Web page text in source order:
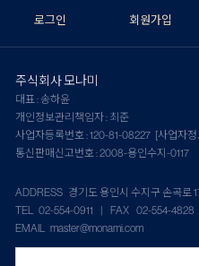
로그인 회원가입
주식회사 모나미
대표 : 송하윤
개인정보관리책임자 : 최준
사업자등록번호 : 120-81-08227 [사업자
통신판매신고번호 : 2008-용인수지-0117
ADDRESS 경기도 용인시 수지구 손곡로
TEL 02-554-0911 | FAX 02-554-4828
EMAIL master@monami.com